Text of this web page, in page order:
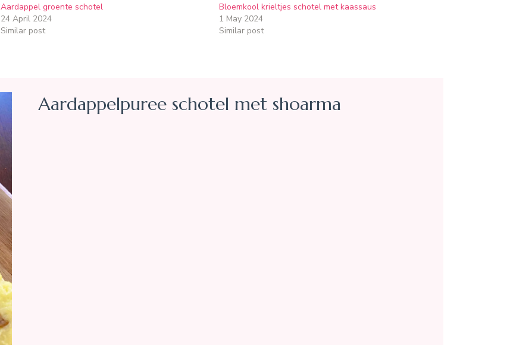
Aardappel groente schotel
24 April 2024
Similar post
Bloemkool krieltjes schotel met kaassaus
1 May 2024
Similar post
Aardappelpuree schotel met shoarma